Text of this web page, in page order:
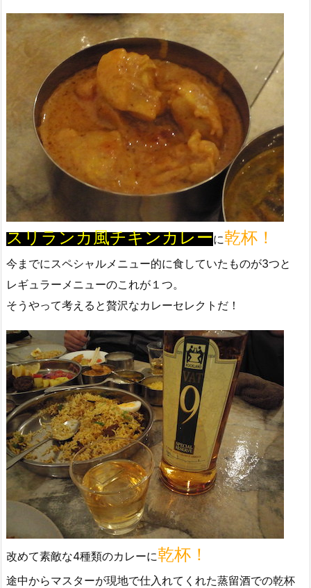
スリランカ風チキンカレーに乾杯！
今までにスペシャルメニュー的に食していたものが3つと
レギュラーメニューのこれが１つ。
そうやって考えると贅沢なカレーセレクトだ！
改めて素敵な4種類のカレーに乾杯！
途中からマスターが現地で仕入れてくれた蒸留酒での乾杯